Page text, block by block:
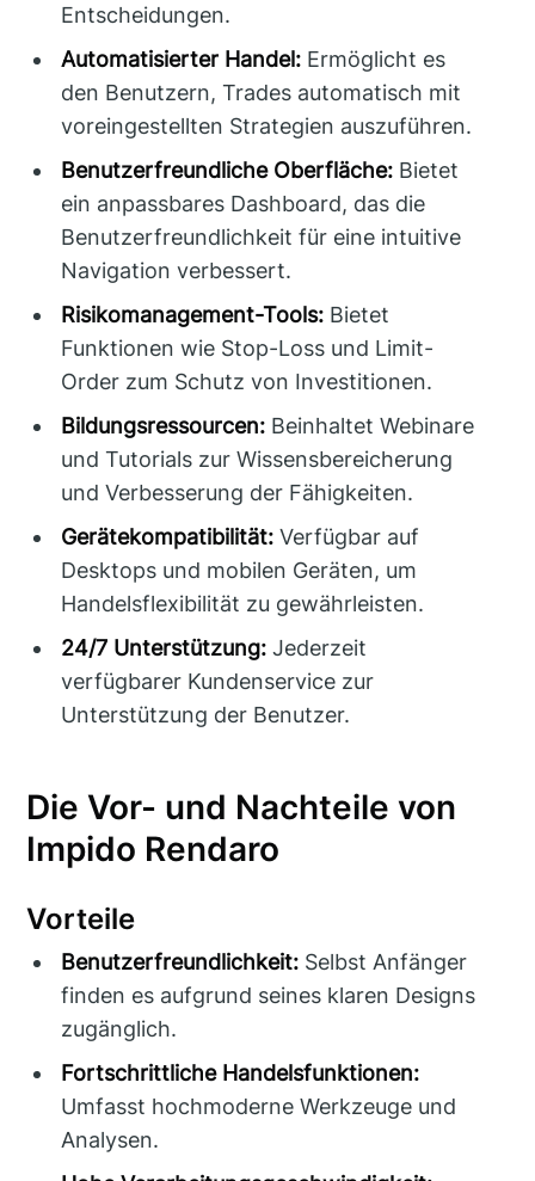
Entscheidungen.
Automatisierter Handel: Ermöglicht es
den Benutzern, Trades automatisch mit
voreingestellten Strategien auszuführen.
Benutzerfreundliche Oberfläche: Bietet
ein anpassbares Dashboard, das die
Benutzerfreundlichkeit für eine intuitive
Navigation verbessert.
Risikomanagement-Tools: Bietet
Funktionen wie Stop-Loss und Limit-
Order zum Schutz von Investitionen.
Bildungsressourcen: Beinhaltet Webinare
und Tutorials zur Wissensbereicherung
und Verbesserung der Fähigkeiten.
Gerätekompatibilität: Verfügbar auf
Desktops und mobilen Geräten, um
Handelsflexibilität zu gewährleisten.
24/7 Unterstützung: Jederzeit
verfügbarer Kundenservice zur
Unterstützung der Benutzer.
Die Vor- und Nachteile von
Impido Rendaro
Vorteile
Benutzerfreundlichkeit: Selbst Anfänger
finden es aufgrund seines klaren Designs
zugänglich.
Fortschrittliche Handelsfunktionen:
Umfasst hochmoderne Werkzeuge und
Analysen.